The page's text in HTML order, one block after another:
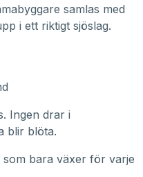
samlas med
i ett riktigt sjöslag.
Ingen drar i
blir blöta.
bara växer för varje